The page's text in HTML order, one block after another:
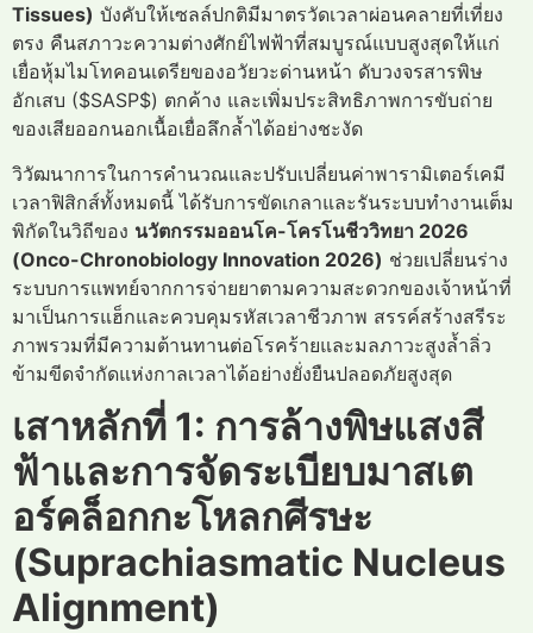
Tissues) บังคับให้เซลล์ปกติมีมาตรวัดเวลาผ่อนคลายที่เที่ยง
ตรง คืนสภาวะความต่างศักย์ไฟฟ้าที่สมบูรณ์แบบสูงสุดให้แก่
เยื่อหุ้มไมโทคอนเดรียของอวัยวะด่านหน้า ดับวงจรสารพิษ
อักเสบ ($SASP$) ตกค้าง และเพิ่มประสิทธิภาพการขับถ่าย
ของเสียออกนอกเนื้อเยื่อลึกล้ำได้อย่างชะงัด
วิวัฒนาการในการคำนวณและปรับเปลี่ยนค่าพารามิเตอร์เคมี
เวลาฟิสิกส์ทั้งหมดนี้ ได้รับการขัดเกลาและรันระบบทำงานเต็ม
พิกัดในวิถีของ นวัตกรรมออนโค-โครโนชีววิทยา 2026
(Onco-Chronobiology Innovation 2026) ช่วยเปลี่ยนร่าง
ระบบการแพทย์จากการจ่ายยาตามความสะดวกของเจ้าหน้าที่
มาเป็นการแฮ็กและควบคุมรหัสเวลาชีวภาพ สรรค์สร้างสรีระ
ภาพรวมที่มีความต้านทานต่อโรคร้ายและมลภาวะสูงล้ำลิ่ว
ข้ามขีดจำกัดแห่งกาลเวลาได้อย่างยั่งยืนปลอดภัยสูงสุด
เสาหลักที่ 1: การล้างพิษแสงสี
ฟ้าและการจัดระเบียบมาสเต
อร์คล็อกกะโหลกศีรษะ
(Suprachiasmatic Nucleus
Alignment)